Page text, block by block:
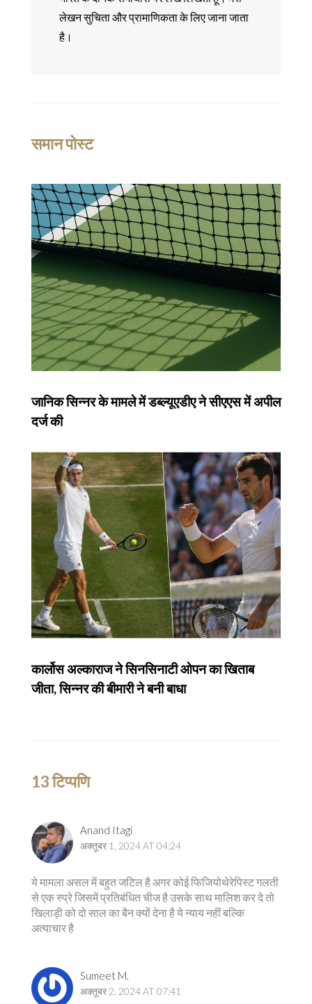
लेखन सुचिता और प्रामाणिकता के लिए जाना जाता
है।
समान पोस्ट
जानिक सिन्नर के मामले में डब्ल्यूएडीए ने सीएएस में अपील
दर्ज की
कार्लोस अल्काराज ने सिनसिनाटी ओपन का खिताब
जीता, सिन्नर की बीमारी ने बनी बाधा
13 टिप्पणि
Anand Itagi
अक्तूबर 1, 2024 AT 04:24
ये मामला असल में बहुत जटिल है अगर कोई फिजियोथेरेपिस्ट गलती
से एक स्प्रे जिसमें प्रतिबंधित चीज है उसके साथ मालिश कर दे तो
खिलाड़ी को दो साल का बैन क्यों देना है ये न्याय नहीं बल्कि
अत्याचार है
Sumeet M.
अक्तूबर 2, 2024 AT 07:41